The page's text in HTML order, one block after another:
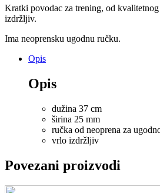
37
cm/25
mm,
crni
Kratki povodac za trening, od
izdržljiv.
Ima neoprensku ugodnu ručku.
Opis
Opis
dužina 37 cm
širina 25 mm
ručka od neoprena za
vrlo izdržljiv
Povezani proizvodi